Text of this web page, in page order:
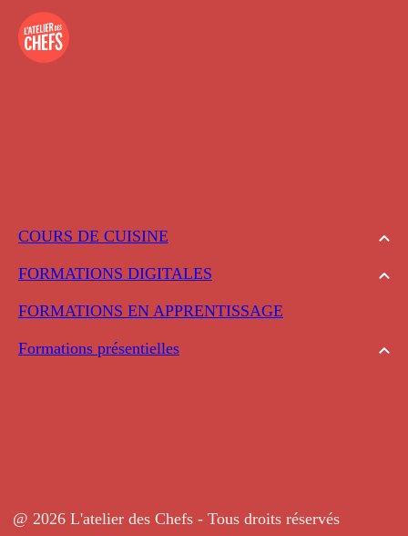
COURS DE CUISINE
FORMATIONS DIGITALES
FORMATIONS EN APPRENTISSAGE
Formations présentielles
@ 2026 L'atelier des Chefs - Tous droits réservés